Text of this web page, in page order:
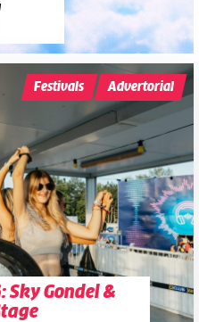
Sky Gondel &
Festivals Advertorial